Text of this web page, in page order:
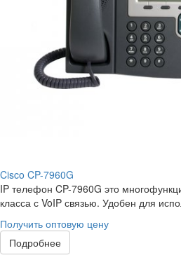
Cisco CP-7960G
IP телефон CP-7960G это
класса с VoIP связью. Удобен для
Получить оптовую цену
Подробнее